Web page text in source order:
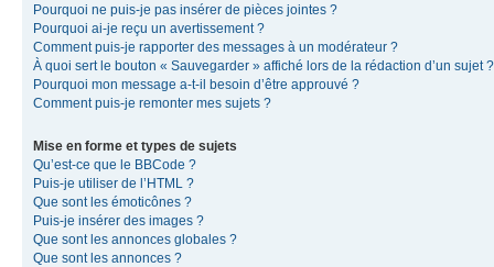
Pourquoi ne puis-je pas insérer de pièces jointes ?
Pourquoi ai-je reçu un avertissement ?
Comment puis-je rapporter des messages à un modérateur ?
À quoi sert le bouton « Sauvegarder » affiché lors de la rédaction d’un sujet ?
Pourquoi mon message a-t-il besoin d’être approuvé ?
Comment puis-je remonter mes sujets ?
Mise en forme et types de sujets
Qu’est-ce que le BBCode ?
Puis-je utiliser de l’HTML ?
Que sont les émoticônes ?
Puis-je insérer des images ?
Que sont les annonces globales ?
Que sont les annonces ?